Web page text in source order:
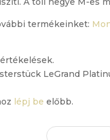
termékeinket:
LeGrand
lépj be előbb.